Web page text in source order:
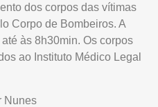
dos corpos das vítimas
Corpo de Bombeiros. A
às 8h30min. Os corpos
ao Instituto Médico Legal
Nunes